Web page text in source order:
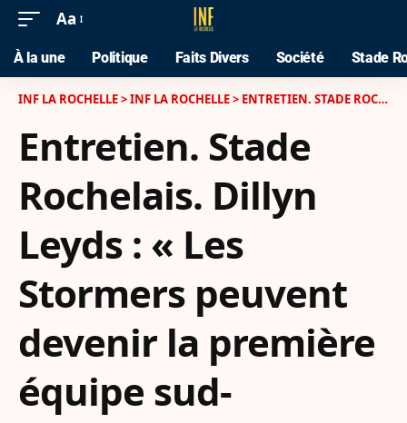
Aa
À la une Politique Faits Divers Société Stade
INF LA ROCHELLE>INF LA ROCHELLE> ENTRETIEN. STADE ROCHELAIS. DILLYN LEYDS : « LES STORMERS PEUVENT DEVENIR LA PREMIÈRE ÉQUIPE SUD-AFRICAINE A GAGNER LA CHAMPIONS CUP »
Entretien. Stade
Rochelais. Dillyn
Leyds : « Les
Stormers peuvent
devenir la première
équipe sud-